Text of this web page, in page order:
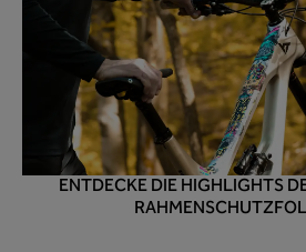
ENTDECKE DIE HIGHLIGHTS